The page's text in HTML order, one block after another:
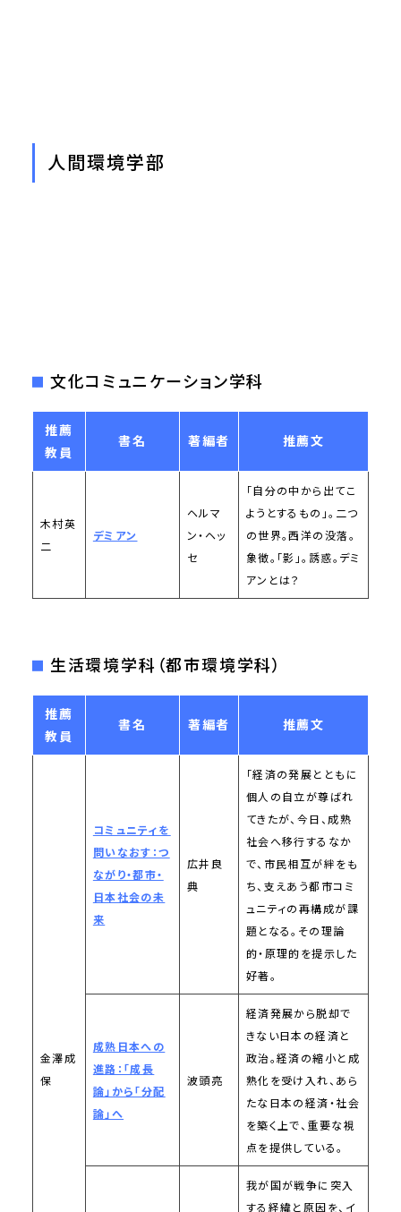
人間環境学部
文化コミュニケーション学科
推薦
教員
書名 著編者 推薦文
木村英
二
デミアン
ヘルマ
ン・ヘッ
セ
「自分の中から出てこ
ようとするもの」。二つ
の世界。西洋の没落。
象徴。「影」。誘惑。デミ
アンとは？
生活環境学科（都市環境学科）
推薦
教員
書名 著編者 推薦文
金澤成
保
コミュニティを
問いなおす：つ
ながり・都市・
日本社会の未
来
広井良
典
「経済の発展とともに
個人の自立が尊ばれ
てきたが、今日、成熟
社会へ移行するなか
で、市民相互が絆をも
ち、支えあう都市コミ
ュニティの再構成が課
題となる。その理論
的・原理的を提示した
好著。
成熟日本への
進路：「成長
論」から「分配
論」へ
波頭亮
経済発展から脱却で
きない日本の経済と
政治。経済の縮小と成
熟化を受け入れ、あら
たな日本の経済・社会
を築く上で、重要な視
点を提供している。
我が国が戦争に突入
する経緯と原因を、イ